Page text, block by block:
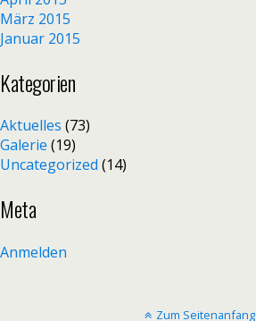
März 2015
Januar 2015
Kategorien
Aktuelles (73)
Galerie (19)
Uncategorized (14)
Meta
Anmelden
Zum Seitenanfang